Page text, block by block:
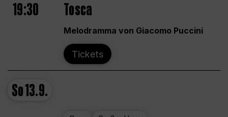
19:30 Tosca
Melodramma von Giacomo Puccini
Tickets
So13.9.